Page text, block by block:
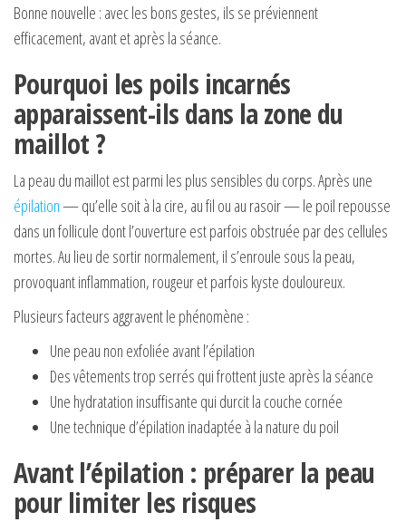
Bonne nouvelle : avec les bons gestes, ils se préviennent
efficacement, avant et après la séance.
Pourquoi les poils incarnés
apparaissent-ils dans la zone du
maillot ?
La peau du maillot est parmi les plus sensibles du corps. Après une
épilation— qu’elle soit à la cire, au fil ou au rasoir — le poil repousse
dans un follicule dont l’ouverture est parfois obstruée par des cellules
mortes. Au lieu de sortir normalement, il s’enroule sous la peau,
provoquant inflammation, rougeur et parfois kyste douloureux.
Plusieurs facteurs aggravent le phénomène :
Une peau non exfoliée avant l’épilation
Des vêtements trop serrés qui frottent juste après la séance
Une hydratation insuffisante qui durcit la couche cornée
Une technique d’épilation inadaptée à la nature du poil
Avant l’épilation : préparer la peau
pour limiter les risques